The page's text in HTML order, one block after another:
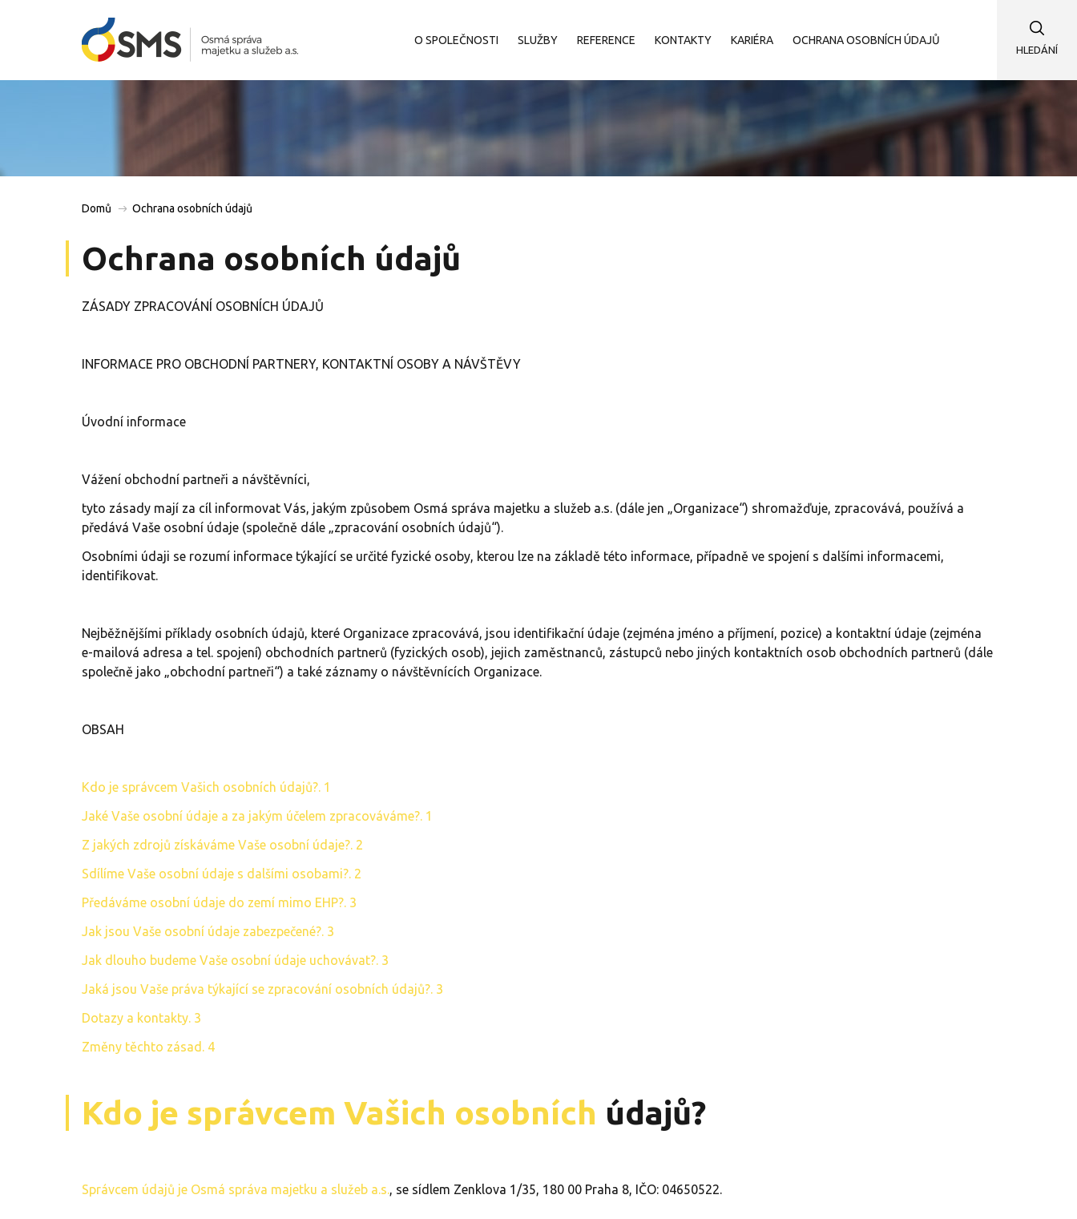
HLEDÁNÍ
O SPOLEČNOSTI SLUŽBY REFERENCE KONTAKTY KARIÉRA OCHRANA OSOBNÍCH ÚDAJŮ
Domů Ochrana osobních údajů
Ochrana osobních údajů
ZÁSADY ZPRACOVÁNÍ OSOBNÍCH ÚDAJŮ
INFORMACE PRO OBCHODNÍ PARTNERY, KONTAKTNÍ OSOBY A NÁVŠTĚVY
Úvodní informace
Vážení obchodní partneři a návštěvníci,
tyto zásady mají za cíl informovat Vás, jakým způsobem Osmá správa majetku a služeb a.s. (dále jen „Organizace“) shromažďuje, zpracovává, používá a
předává Vaše osobní údaje (společně dále „zpracování osobních údajů“).
Osobními údaji se rozumí informace týkající se určité fyzické osoby, kterou lze na základě této informace, případně ve spojení s dalšími informacemi,
identifikovat.
Nejběžnějšími příklady osobních údajů, které Organizace zpracovává, jsou identifikační údaje (zejména jméno a příjmení, pozice) a kontaktní údaje (zejména
e-mailová adresa a tel. spojení) obchodních partnerů (fyzických osob), jejich zaměstnanců, zástupců nebo jiných kontaktních osob obchodních partnerů (dále
společně jako „obchodní partneři“) a také záznamy o návštěvnících Organizace.
OBSAH
Kdo je správcem Vašich osobních údajů?. 1
Jaké Vaše osobní údaje a za jakým účelem zpracováváme?. 1
Z jakých zdrojů získáváme Vaše osobní údaje?. 2
Sdílíme Vaše osobní údaje s dalšími osobami?. 2
Předáváme osobní údaje do zemí mimo EHP?. 3
Jak jsou Vaše osobní údaje zabezpečené?. 3
Jak dlouho budeme Vaše osobní údaje uchovávat?. 3
Jaká jsou Vaše práva týkající se zpracování osobních údajů?. 3
Dotazy a kontakty. 3
Změny těchto zásad. 4
Kdo je správcem Vašich osobních údajů?
Správcem údajů je Osmá správa majetku a služeb a.s., se sídlem Zenklova 1/35, 180 00 Praha 8, IČO: 04650522.